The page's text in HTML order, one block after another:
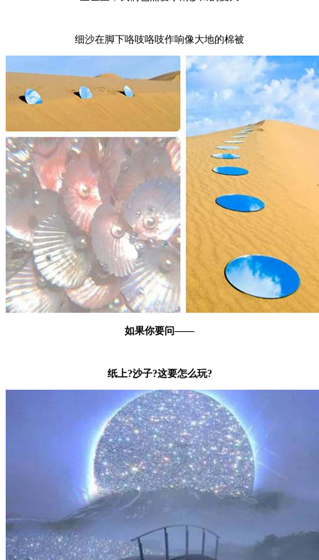
细沙在脚下咯吱咯吱作响像大地的棉被
如果你要问——
纸上?沙子?这要怎么玩?